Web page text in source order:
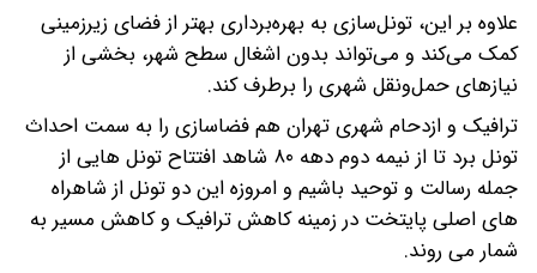
علاوه بر این، تونل‌سازی به بهره‌برداری بهتر از فضای زیرزمینی
کمک می‌کند و می‌تواند بدون اشغال سطح شهر، بخشی از
نیازهای حمل‌ونقل شهری را برطرف کند.
ترافیک و ازدحام شهری تهران هم فضاسازی را به سمت احداث
تونل برد تا از نیمه دوم دهه ۸۰ شاهد افتتاح تونل هایی از
جمله رسالت و توحید باشیم و امروزه این دو تونل از شاهراه
های اصلی پایتخت در زمینه کاهش ترافیک و کاهش مسیر به
شمار می روند.